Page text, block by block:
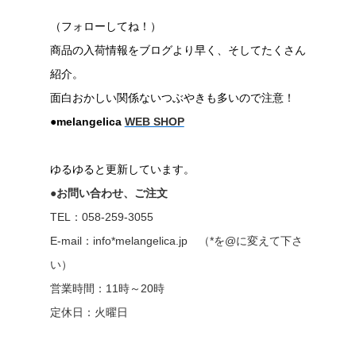
（フォローしてね！）
商品の入荷情報をブログより早く、そしてたくさん
紹介。
面白おかしい関係ないつぶやきも多いので注意！
●melangelica WEB SHOP
ゆるゆると更新しています。
●お問い合わせ、ご注文
TEL：058-259-3055
E-mail：info*melangelica.jp （*を@に変えて下さ
い）
営業時間：11時～20時
定休日：火曜日